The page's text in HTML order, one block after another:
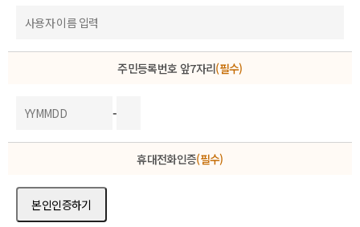
주민등록번호 앞7자리(필수)
-
휴대전화인증(필수)
본인인증하기